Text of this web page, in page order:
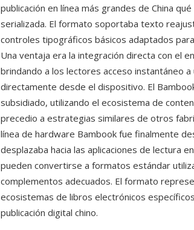
publicación en línea más grandes de China
serializada. El formato soportaba texto
controles tipográficos básicos adaptados
Una ventaja era la integración directa con el
brindando a los lectores acceso instantáneo
directamente desde el dispositivo. El
subsidiado, utilizando el ecosistema de
precedio a estrategias similares de otros
línea de hardware Bambook fue finalmente
desplazaba hacia las aplicaciones de lectura
pueden convertirse a formatos estándar
complementos adecuados. El formato
ecosistemas de libros electrónicos
publicación digital chino.